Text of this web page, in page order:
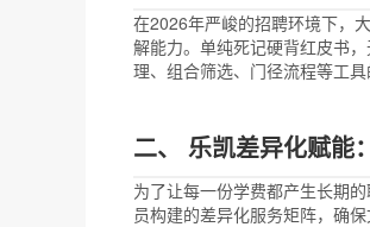
在2026年严峻的招聘环境下，
解能力。单纯死记硬背红皮书
理、组合筛选、门径流程等工具
二、 乐凯差异化赋能
为了让每一份学费都产生长期
员构建的差异化服务矩阵，确保